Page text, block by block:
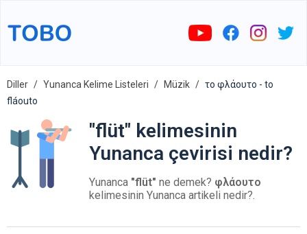
Diller Yunanca Kelime Listeleri Müzik
το φλάουτο - to
fláouto
"flüt" kelimesinin
Yunanca çevirisi nedir?
Yunanca "flüt" ne demek? φλάουτο
kelimesinin Yunanca artikeli nedir?.